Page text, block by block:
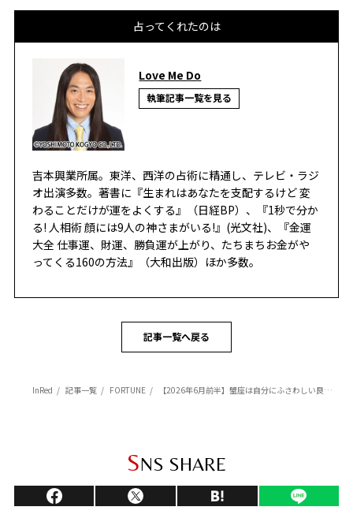
占ってくれたのは
Love Me Do
執筆記事一覧を見る
吉本興業所属。東洋、西洋の占術に精通し、テレビ・ラジ
オ出演多数。著書に『生まれはあなたを支配するけど 変
わることだけが運をよくする』（日経BP）、『1秒で分か
る! 人相術 顔には9人の神さまがいる!』(光文社)、『金運
大全 仕事運、財運、勝負運が上がり、たちまちお金がや
ってくる160の方法』（大和出版）ほか多数。
記事一覧へ戻る
InRed 記事一覧 FORTUNE 【2026年6月前半】蟹座は自分にふさわしい良縁を呼び込める【Love Me Doのポジティブ星座占い】
SNS SHARE